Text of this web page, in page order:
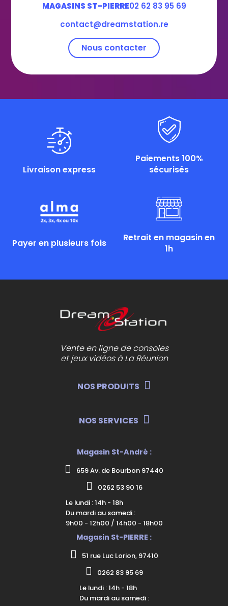
MAGASINS ST-PIERRE02 62 83 95 69
contact@dreamstation.re
Nous contacter
Livraison express
Paiements 100%
sécurisés
Payer en plusieurs fois
Retrait en magasin en
1h
Vente en ligne de consoles
et jeux vidéos à La Réunion
NOS PRODUITS
NOS SERVICES
Magasin St-André :
659 Av. de Bourbon 97440
0262 53 90 16
Le lundi : 14h - 18h
Du mardi au samedi :
9h00 - 12h00 / 14h00 - 18h00
Magasin St-PIERRE :
51 rue Luc Lorion, 97410
0262 83 95 69
Le lundi : 14h - 18h
Du mardi au samedi :